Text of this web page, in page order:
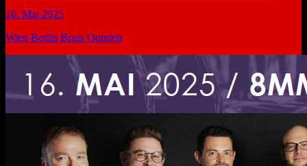
16. Mai 2025
Wien Berlin Brass Quintett